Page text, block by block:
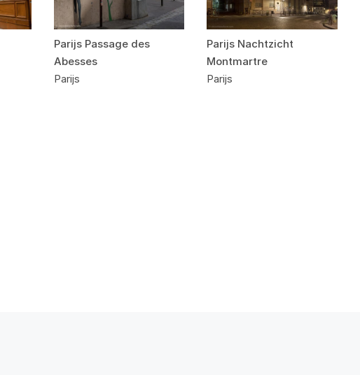
Parijs Passage des
Abesses
Parijs
Parijs Nachtzicht
Montmartre
Parijs